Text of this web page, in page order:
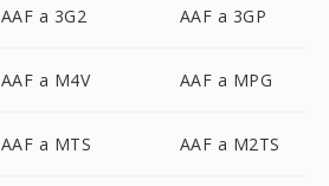
AAF a 3G2 AAF a 3GP
AAF a M4V AAF a MPG
AAF a MTS AAF a M2TS